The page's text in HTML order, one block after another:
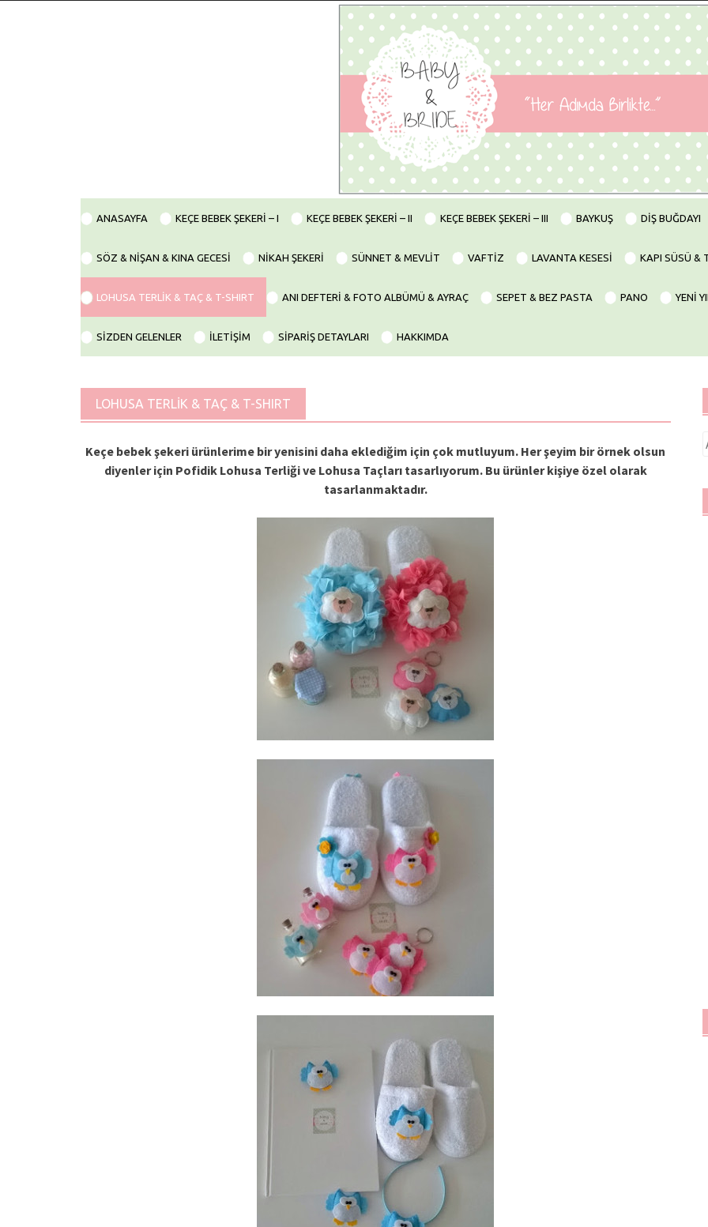
ANASAYFA KEÇE BEBEK ŞEKERİ – I KEÇE BEBEK ŞEKERİ – II KEÇE BEBEK ŞEKERİ – III BAYKUŞ DİŞ BUĞDAYI
SÖZ & NİŞAN & KINA GECESİ NİKAH ŞEKERİ SÜNNET & MEVLİT VAFTİZ LAVANTA KESESİ KAPI SÜSÜ &
LOHUSA TERLİK & TAÇ & T-SHIRT ANI DEFTERİ & FOTO ALBÜMÜ & AYRAÇ SEPET & BEZ PASTA PANO YENİ
SİZDEN GELENLER İLETİŞİM SİPARİŞ DETAYLARI HAKKIMDA
LOHUSA TERLİK & TAÇ & T-SHIRT
Keçe bebek şekeri ürünlerime bir yenisini daha eklediğim için çok mutluyum. Her şeyim bir örnek olsun
diyenler için Pofidik Lohusa Terliği ve Lohusa Taçları tasarlıyorum. Bu ürünler kişiye özel olarak
tasarlanmaktadır.